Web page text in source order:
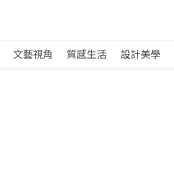
文藝視角 質感生活 設計美學